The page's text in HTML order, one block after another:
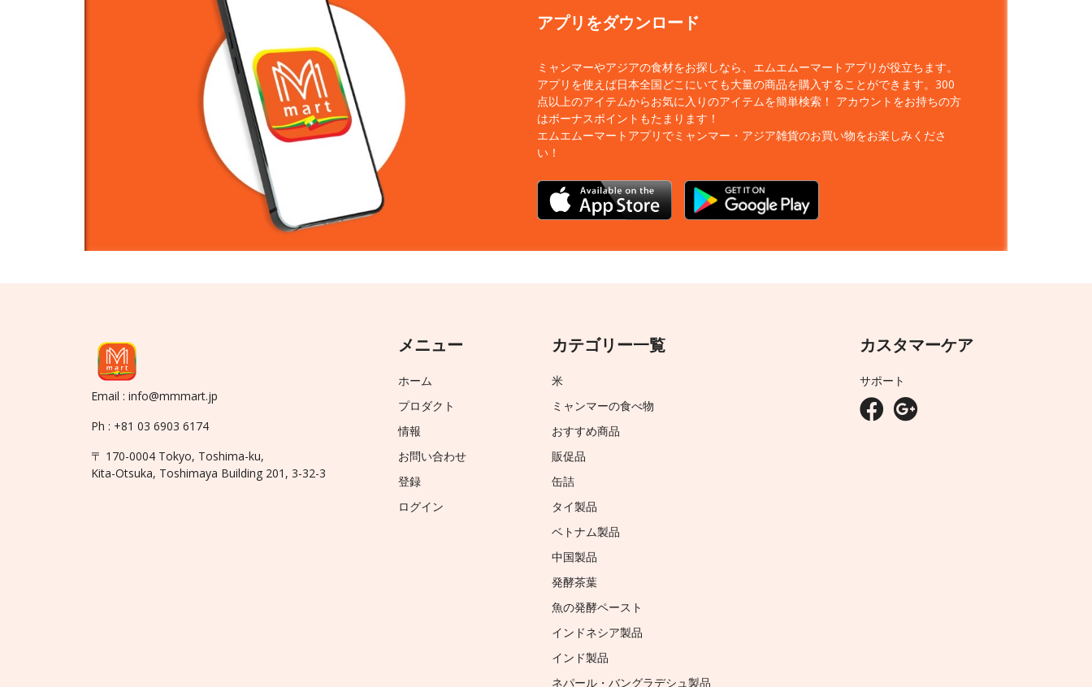
アプリをダウンロード
ミャンマーやアジアの食材をお探しなら、エムエムーマートアプリが役立ちます。
アプリを使えば日本全国どこにいても大量の商品を購入することができます。300
点以上のアイテムからお気に入りのアイテムを簡単検索！ アカウントをお持ちの方
はボーナスポイントもたまります！
エムエムーマートアプリでミャンマー・アジア雑貨のお買い物をお楽しみくださ
い！
Email : info@mmmart.jp
Ph : +81 03 6903 6174
〒 170-0004 Tokyo, Toshima-ku,
Kita-Otsuka, Toshimaya Building 201, 3-32-3
メニュー
ホーム
プロダクト
情報
お問い合わせ
登録
ログイン
カテゴリー一覧
米
ミャンマーの食べ物
おすすめ商品
販促品
缶詰
タイ製品
ベトナム製品
中国製品
発酵茶葉
魚の発酵ペースト
インドネシア製品
インド製品
ネパール・バングラデシュ製品
カスタマーケア
サポート